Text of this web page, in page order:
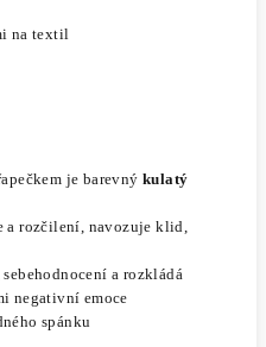
na textil
je barevný kulatý
a rozčilení, navozuje klid,
a rozkládá
negativní emoce
spánku